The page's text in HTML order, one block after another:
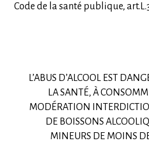
Code de la santé publique,
L’ABUS D’ALCOOL EST
LA SANTÉ, À
MODÉRATION
DE BOISSONS
MINEURS DE MOINS